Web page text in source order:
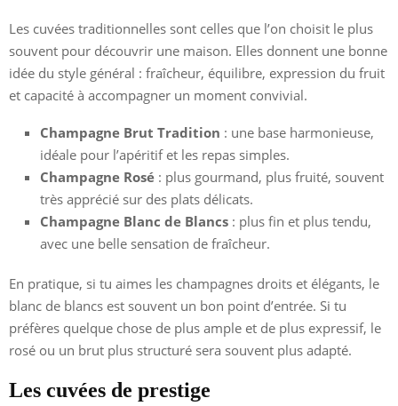
Les cuvées traditionnelles sont celles que l’on choisit le plus
souvent pour découvrir une maison. Elles donnent une bonne
idée du style général : fraîcheur, équilibre, expression du fruit
et capacité à accompagner un moment convivial.
Champagne Brut Tradition : une base harmonieuse,
idéale pour l’apéritif et les repas simples.
Champagne Rosé : plus gourmand, plus fruité, souvent
très apprécié sur des plats délicats.
Champagne Blanc de Blancs : plus fin et plus tendu,
avec une belle sensation de fraîcheur.
En pratique, si tu aimes les champagnes droits et élégants, le
blanc de blancs est souvent un bon point d’entrée. Si tu
préfères quelque chose de plus ample et de plus expressif, le
rosé ou un brut plus structuré sera souvent plus adapté.
Les cuvées de prestige